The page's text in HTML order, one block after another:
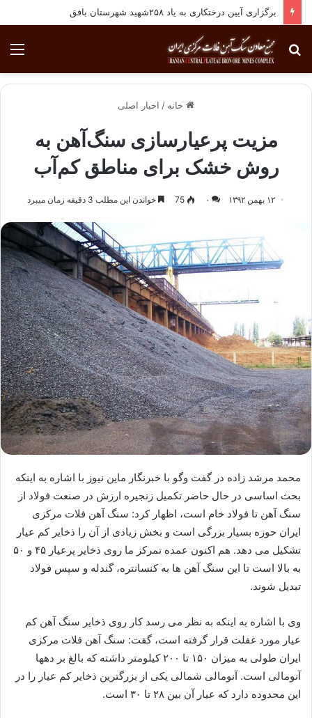
برگزاری آیین درختکاری به یاد ۲۵۸شهید شهرستان بافق
جستجو
برای
خانه / اخبار اصلی
مزیت پرعیارسازی سنگ‌آهن به
روش خشک برای مناطق کم‌آب
۱۲ بهمن ۱۳۹۲ ۰ 75 خواندن این مطلب 3 دقیقه زمان میبرد
محمد مرشد زاده در گفت وگو با خبرنگار ماین نیوز با اشاره به اینکه
بحث اساسی در حال حاضر تکمیل زنجیره ارزش در صنعت فولاد از
سنگ آهن تا فولاد خام است، اظهار کرد: سنگ آهن فلات مرکزی
ایران حوزه بسیار بزرگی است و بخش زیادی از آن را ذخایر کم عیار
تشکیل می دهد. هم اکنون عمده تمرکز ما روی ذخایر پرعیار ۴۵ و ۵۰
به بالا است تا این سنگ آهن ها به کنسانتره، گندله و سپس فولاد
تبدیل شوند.
وی با اشاره به اینکه به نظر می رسد کار روی ذخایر سنگ آهن کم
عیار مورد غفلت قرار گرفته است، گفت: سنگ آهن فلات مرکزی
ایران طولی به میزان ۱۵۰ تا ۲۰۰ کیلومتر داشته که بالغ بر دهها
آنومالی است. آنومالی شمالی یکی از بزرگترین ذخایر کم عیار را در
این محدوده دارد که عیار آن بین ۲۸ تا ۳۰ است.